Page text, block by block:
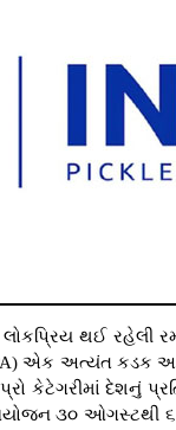
લોકપ્રિય થઈ રહેલી
એક અત્યંત કડક અને
છે. પ્રો કેટેગરીમાં
૩૦ ઓગસ્ટથી ૬